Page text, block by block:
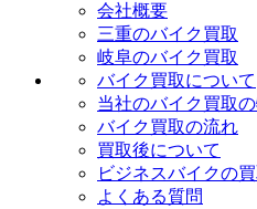
会社概要
三重のバイク買取
岐阜のバイク買取
バイク買取について
当社のバイク買取
バイク買取の流れ
買取後について
ビジネスバイクの
よくある質問